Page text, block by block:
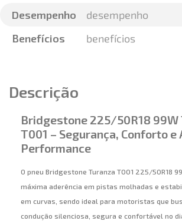
Desempenho
desempenho
Benefícios
benefícios
Descrição
Bridgestone 225/50R18 99W
T001 – Segurança, Conforto e
Performance
O pneu Bridgestone Turanza T001 225/50R18
máxima aderência em pistas molhadas e
em curvas, sendo ideal para motoristas que
condução silenciosa, segura e confortável no